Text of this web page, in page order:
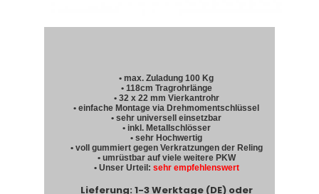
• max. Zuladung 100 Kg
• 118cm Tragrohrlänge
• 32 x 22 mm Vierkantrohr
• einfache Montage via Drehmomentschlüssel
• sehr universell einsetzbar
• inkl. Metallschlösser
• sehr Hochwertig
• voll gummiert gegen Verkratzungen der Reling
• umrüstbar auf viele weitere PKW
• Unser Urteil: sehr empfehlenswert
Lieferung: 1-3 Werktage (DE) oder